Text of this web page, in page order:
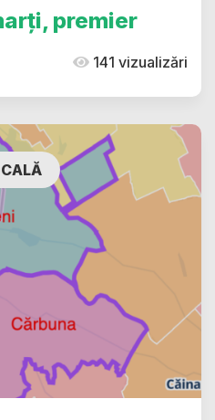
premier
141 vizualizări